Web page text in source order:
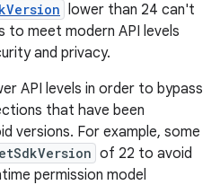
lower than 24 can't
to meet modern API levels
and privacy.
API levels in order to bypass
that have been
versions. For example, some
of 22 to avoid
permission model